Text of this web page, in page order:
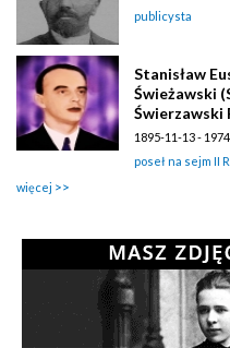
publicysta
Stanisław
Świeżawski
Świerzawski
1895-11-13 -
poseł na sejm II
więcej